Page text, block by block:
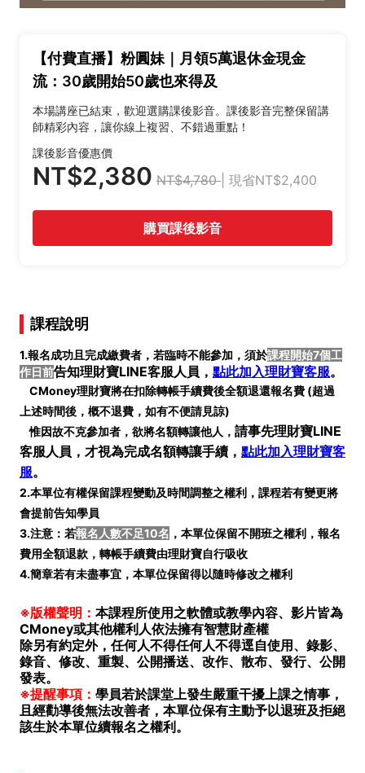
【付費直播】粉圓妹｜月領5萬退休金現金
流：30歲開始50歲也來得及
本場講座已結束，歡迎選購課後影音。課後影音完整保留講
師精彩內容，讓你線上複習、不錯過重點！
課後影音優惠價
NT$2,380 NT$4,780 | 現省NT$2,400
購買課後影音
課程說明
1.報名成功且完成繳費者，若臨時不能參加，須於課程開始7個工
作日前告知理財寶LINE客服人員， 點此加入理財寶客服。
CMoney理財寶將在扣除轉帳手續費後全額退還報名費 (超過
上述時間後，概不退費，如有不便請見諒)
惟因故不克參加者，欲將名額轉讓他人， 請事先理財寶LINE
客服人員 ，才視為完成名額轉讓手續 ， 點此加入理財寶客
服。
2.本單位有權保留課程變動及時間調整之權利，課程若有變更將
會提前告知學員
3.注意：若報名人數不足10名 ，本單位保留不開班之權利，報名
費用全額退款，轉帳手續費由理財寶自行吸收
4.簡章若有未盡事宜，本單位保留得以隨時修改之權利
※版權聲明： 本課程所使用之軟體或教學內容、影片皆為
CMoney或其他權利人依法擁有智慧財產權
除另有約定外，任何人不得任何人不得逕自使用、錄影、
錄音、修改、重製、公開播送、改作、散布、發行、公開
發表。
※提醒事項： 學員若於課堂上發生嚴重干擾上課之情事，
且經勸導後無法改善者，本單位保有主動予以退班及拒絕
該生於本單位續報名之權利。